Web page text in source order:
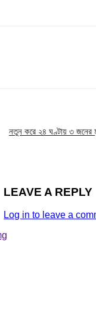
নতুন করে ২৪ ঘণ্টায় ৩ জনের
LEAVE A REPLY
Log in to leave a